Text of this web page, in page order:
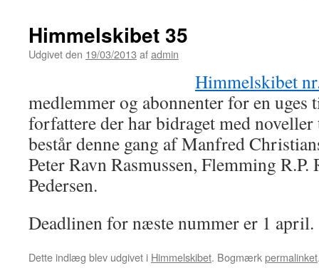
Himmelskibet 35
Udgivet den 19/03/2013 afadmin
Himmelskibet
medlemmer og abonnenter for en uges
forfattere der har bidraget med
består denne gang af Manfred
Peter Ravn Rasmussen, Flemming
Pedersen.
Deadlinen for næste nummer er 1 april.
Dette indlæg blev udgivet i Himmelskibet. Bogmærkpermalinket